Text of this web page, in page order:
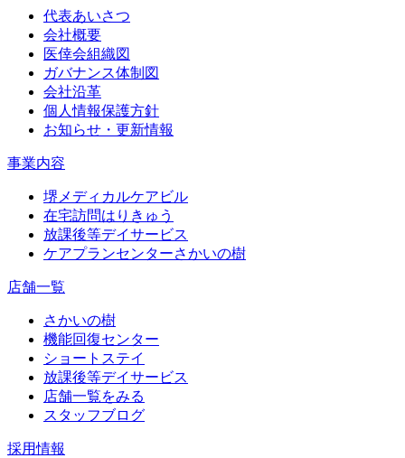
代表あいさつ
会社概要
医倖会組織図
ガバナンス体制図
会社沿革
個人情報保護方針
お知らせ・更新情報
事業内容
堺メディカルケアビル
在宅訪問はりきゅう
放課後等デイサービス
ケアプランセンターさかいの樹
店舗一覧
さかいの樹
機能回復センター
ショートステイ
放課後等デイサービス
店舗一覧をみる
スタッフブログ
採用情報